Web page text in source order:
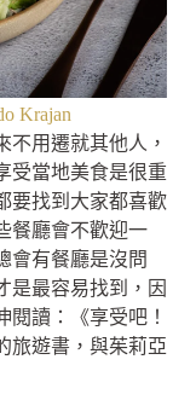
Krajan
不用遷就其他人，
受當地美食是很重
要找到大家都喜歡
餐廳會不歡迎一
會有餐廳是沒問
是最容易找到，因
讀：《享受吧！
旅遊書，與茱莉亞